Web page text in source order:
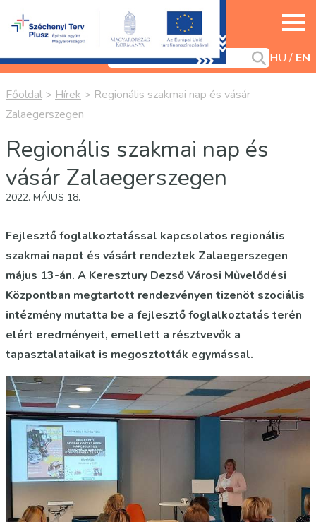
HU EN
Főoldal > Hírek > Regionális szakmai nap és vásár
Zalaegerszegen
Regionális szakmai nap és
vásár Zalaegerszegen
2022. MÁJUS 18.
Fejlesztő foglalkoztatással kapcsolatos regionális
szakmai napot és vásárt rendeztek Zalaegerszegen
május 13-án. A Keresztury Dezső Városi Művelődési
Központban megtartott rendezvényen tizenöt szociális
intézmény mutatta be a fejlesztő foglalkoztatás terén
elért eredményeit, emellett a résztvevők a
tapasztalataikat is megosztották egymással.